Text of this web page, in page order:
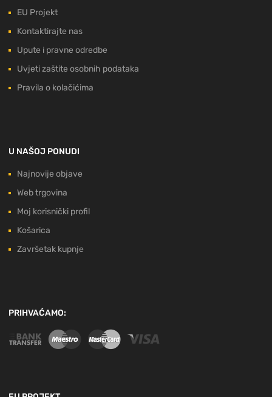
EU Projekt
Kontaktirajte nas
Upute i pravne odredbe
Uvjeti zaštite osobnih podataka
Pravila o kolačićima
U NAŠOJ PONUDI
Najnovije objave
Web trgovina
Moj korisnički profil
Košarica
Završetak kupnje
PRIHVAĆAMO: